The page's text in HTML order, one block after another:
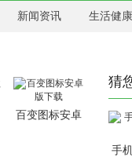
新闻资讯 生活健康
百变图标安卓
猜
手